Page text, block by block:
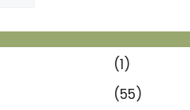
(1)
(55)